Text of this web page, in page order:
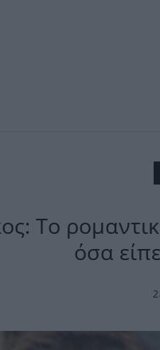
Το
όσα